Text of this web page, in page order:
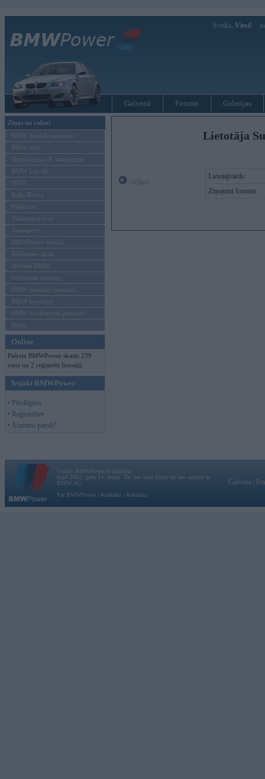
Sveiks, Viesi!
Galvenā Forums Galerijas
Ziņas un raksti
BMW modeļu jaunumi
BMW testi
Tehnoloģijas & sasniegumi
BMW Latvijā
MINI
Rolls-Royce
Pasākumi
Vadāmības tests
Autosports
BMWPower aktuāli
Reklāmas raksti
Mēneša BMW
Sērijveida tūnings
BMW pasaules jaunumi
BMW koncepti
BMW konkurentu jaunumi
Moto
Online
Pašreiz BMWPower skatās 239
viesi un 2 reģistrēti lietotāji.
Ienākt BMWPower
• Pieslēgties
• Reģistrēties
• Aizmirsi paroli?
Lietotāja
Lietotājvārds:
Ziņojumi forumā:
Vortāls BMWPower.lv darbojas
kopš 2002. gada 14. maija. Tas nav auto klubs un nav saistīts ar
BMW AG.
Par BMWPower
Kontakti Reklāma
Galvena